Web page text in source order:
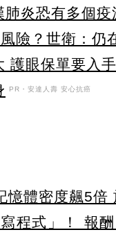
炎恐有多個疫
險？世衛：仍
護眼保單要入
PR・安達人壽 安心抗癌
憶體密度飆5倍
程式」！ 報